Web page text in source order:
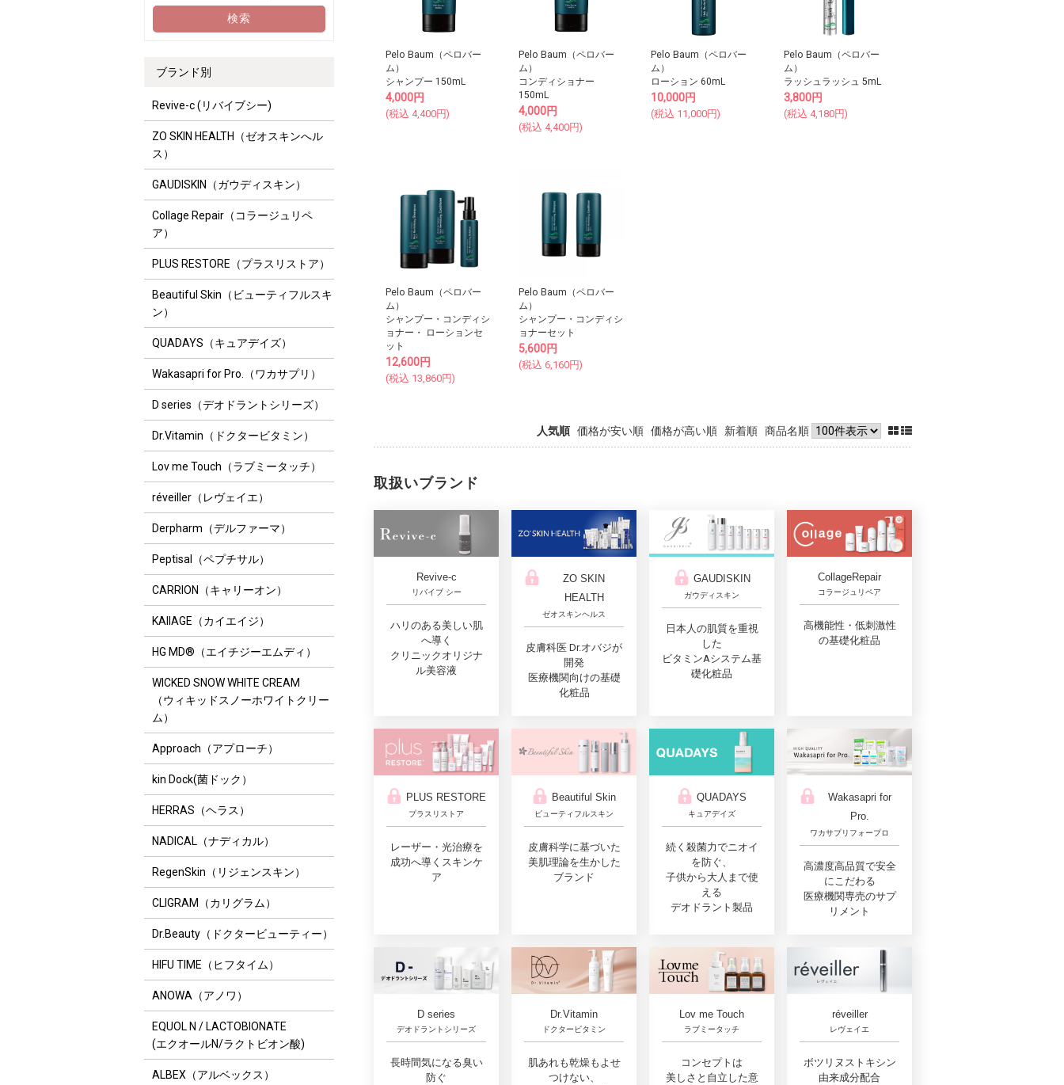
ブランド別
Revive-c (リバイブシー)
ZO SKIN HEALTH（ゼオスキンへル
ス）
GAUDISKIN（ガウディスキン）
Collage Repair（コラージュリペ
ア）
PLUS RESTORE（プラスリストア）
Beautiful Skin（ビューティフルスキ
ン）
QUADAYS（キュアデイズ）
Wakasapri for Pro.（ワカサプリ）
D series（デオドラントシリーズ）
Dr.Vitamin（ドクタービタミン）
Lov me Touch（ラブミータッチ）
réveiller（レヴェイエ）
Derpharm（デルファーマ）
Peptisal（ペプチサル）
CARRION（キャリーオン）
KAIIAGE（カイエイジ）
HG MD®（エイチジーエムディ）
WICKED SNOW WHITE CREAM
（ウィキッドスノーホワイトクリー
ム）
Approach（アプローチ）
kin Dock(菌ドック）
HERRAS（ヘラス）
NADICAL（ナディカル）
RegenSkin（リジェンスキン）
CLIGRAM（カリグラム）
Dr.Beauty（ドクタービューティー）
HIFU TIME（ヒフタイム）
ANOWA（アノワ）
EQUOL N / LACTOBIONATE
(エクオールN/ラクトビオン酸)
ALBEX（アルベックス）
Pelo Baum（ペロバー
ム）
シャンプー 150mL
4,000円
(税込 4,400円)
Pelo Baum（ペロバー
ム）
コンディショナー
150mL
4,000円
(税込 4,400円)
Pelo Baum（ペロバー
ム）
ローション 60mL
10,000円
(税込 11,000円)
Pelo Baum（ペロバー
ム）
ラッシュラッシュ 5mL
3,800円
(税込 4,180円)
Pelo Baum（ペロバー
ム）
シャンプー・コンディシ
ョナー・ ローションセ
ット
12,600円
(税込 13,860円)
Pelo Baum（ペロバー
ム）
シャンプー・コンディシ
ョナーセット
5,600円
(税込 6,160円)
人気順 価格が安い順 価格が高い順 新着順 商品名順
取扱いブランド
Revive-c
リバイブ シー
ハリのある美しい肌
へ導く
クリニックオリジナ
ル美容液
ZO SKIN
HEALTH
ゼオスキンヘルス
皮膚科医 Dr.オバジが
開発
医療機関向けの基礎
化粧品
GAUDISKIN
ガウディスキン
日本人の肌質を重視
した
ビタミンAシステム基
礎化粧品
CollageRepair
コラージュリペア
高機能性・低刺激性
の基礎化粧品
PLUS RESTORE
プラスリストア
レーザー・光治療を
成功へ導くスキンケ
ア
Beautiful Skin
ビューティフルスキン
皮膚科学に基づいた
美肌理論を生かした
ブランド
QUADAYS
キュアデイズ
続く殺菌力でニオイ
を防ぐ、
子供から大人まで使
える
デオドラント製品
Wakasapri for
Pro.
ワカサプリフォープロ
高濃度高品質で安全
にこだわる
医療機関専売のサプ
リメント
D series
デオドラントシリーズ
長時間気になる臭い
防ぐ
Dr.Vitamin
ドクタービタミン
肌あれも乾燥もよせ
つけない、
Lov me Touch
ラブミータッチ
コンセプトは
美しさと自立した意
réveiller
レヴェイエ
ボツリヌストキシン
由来成分配合